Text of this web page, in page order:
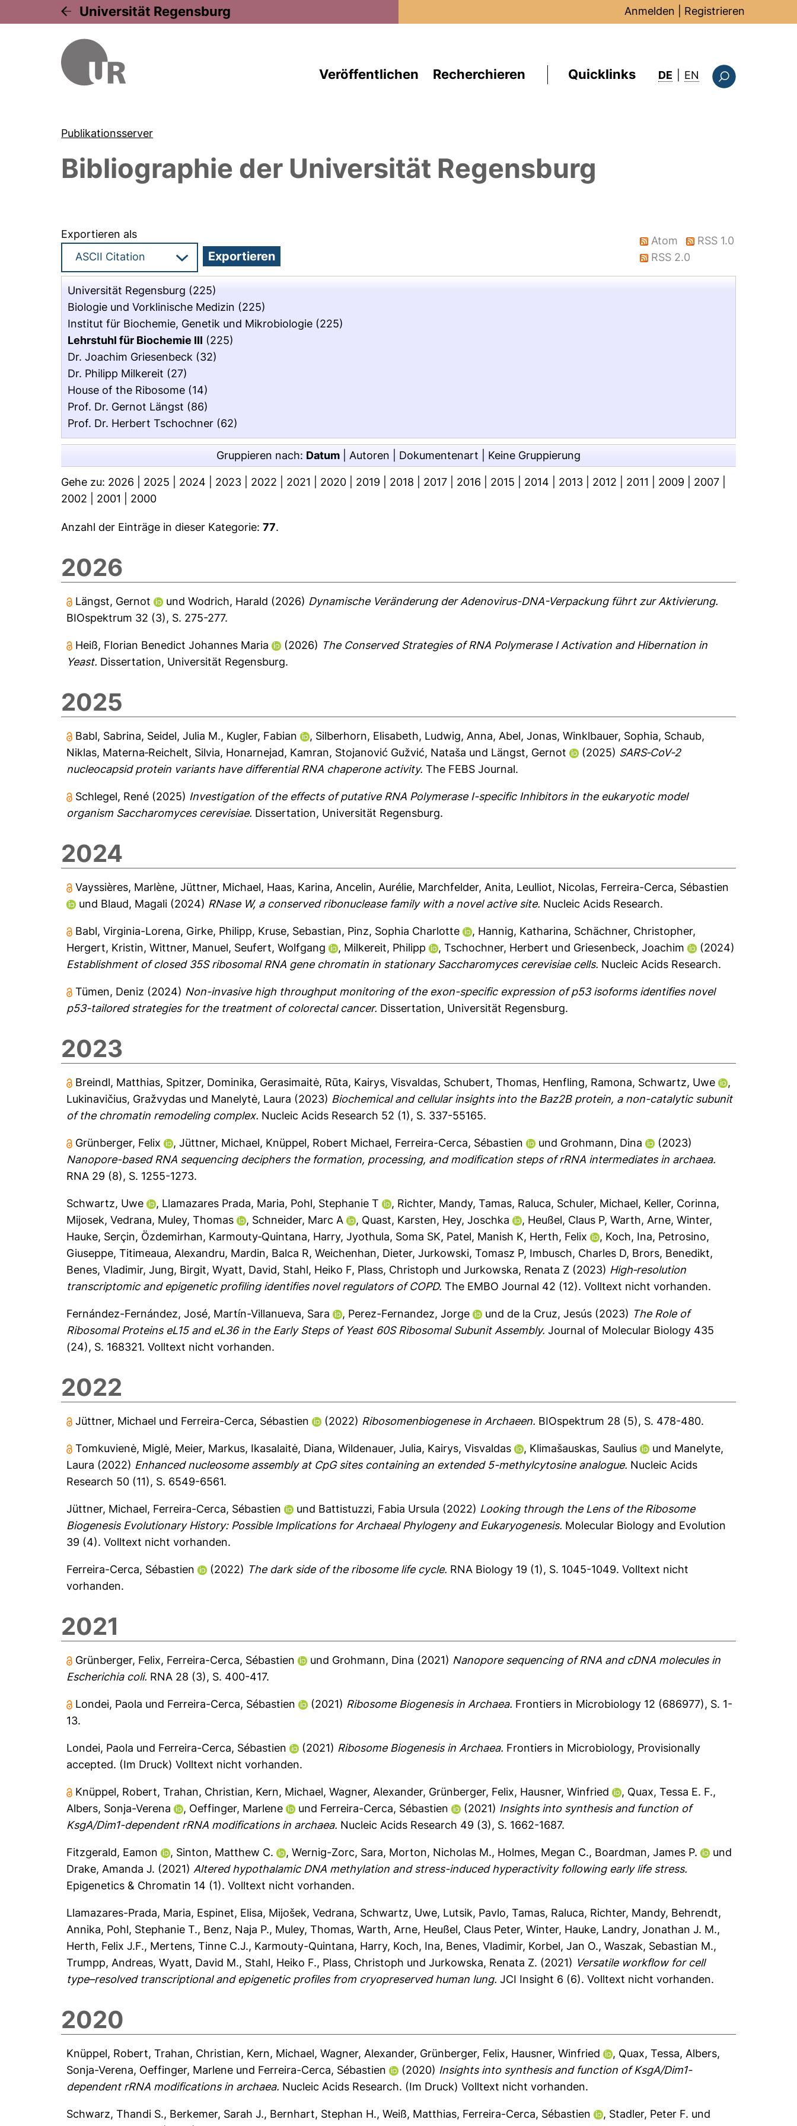
Universität Regensburg Anmelden Registrieren
Veröffentlichen Recherchieren Quicklinks DE EN : this page in
Publikationsserver
Bibliographie der Universität Regensburg
Exportieren als
Atom
RSS 1.0
RSS 2.0
Universität Regensburg (225)
Biologie und Vorklinische Medizin (225)
Institut für Biochemie, Genetik und Mikrobiologie (225)
Lehrstuhl für Biochemie III (225)
Dr. Joachim Griesenbeck (32)
Dr. Philipp Milkereit (27)
House of the Ribosome (14)
Prof. Dr. Gernot Längst (86)
Prof. Dr. Herbert Tschochner (62)
Gruppieren nach: Datum Autoren Dokumentenart Keine Gruppierung
Gehe zu: 2026 2025 2024 2023 2022 2021 2020 2019 2018 2017 2016 2015 2014 2013 2012 2011 2009 2007
2002
2001 2000
Anzahl der Einträge in dieser Kategorie:77.
2026
Längst, Gernot undWodrich, Harald (2026) Dynamische Veränderung der Adenovirus-DNA-Verpackung führt zur Aktivierung.
BIOspektrum 32 (3), S. 275-277.
Heiß, Florian Benedict Johannes Maria (2026) The Conserved Strategies of RNA Polymerase I Activation and Hibernation in
Yeast. Dissertation, Universität Regensburg.
2025
Babl, Sabrina, Seidel, Julia M., Kugler, Fabian , Silberhorn, Elisabeth, Ludwig, Anna, Abel, Jonas,Winklbauer, Sophia, Schaub,
Niklas, Materna‐Reichelt, Silvia, Honarnejad, Kamran, Stojanović Gužvić, Nataša und Längst, Gernot (2025) SARS‐CoV‐2
nucleocapsid protein variants have differential RNA chaperone activity. The FEBS Journal.
Schlegel, René (2025) Investigation of the effects of putative RNA Polymerase I-specific Inhibitors in the eukaryotic model
organism Saccharomyces cerevisiae. Dissertation, Universität Regensburg.
2024
Vayssières, Marlène,Jüttner, Michael, Haas, Karina, Ancelin, Aurélie, Marchfelder, Anita, Leulliot, Nicolas, Ferreira-Cerca, Sébastien
und Blaud, Magali (2024) RNase W, a conserved ribonuclease family with a novel active site. Nucleic Acids Research.
Babl, Virginia-Lorena, Girke, Philipp, Kruse, Sebastian, Pinz, Sophia Charlotte , Hannig, Katharina, Schächner, Christopher,
Hergert, Kristin,Wittner, Manuel, Seufert, Wolfgang , Milkereit, Philipp ,Tschochner, Herbert und Griesenbeck, Joachim
(2024)
Establishment of closed 35S ribosomal RNA gene chromatin in stationary Saccharomyces cerevisiae cells. Nucleic Acids Research.
Tümen, Deniz (2024) Non-invasive high throughput monitoring of the exon-specific expression of p53 isoforms identifies novel
p53-tailored strategies for the treatment of colorectal cancer. Dissertation, Universität Regensburg.
2023
Breindl, Matthias, Spitzer, Dominika, Gerasimaitė, Rūta, Kairys, Visvaldas, Schubert, Thomas, Henfling, Ramona, Schwartz, Uwe
,
Lukinavičius, Gražvydas und Manelytė, Laura (2023) Biochemical and cellular insights into the Baz2B protein, a non-catalytic subunit
of the chromatin remodeling complex. Nucleic Acids Research 52 (1), S. 337-55165.
Grünberger, Felix ,Jüttner, Michael, Knüppel, Robert Michael, Ferreira-Cerca, Sébastien und Grohmann, Dina
(2023)
Nanopore-based RNA sequencing deciphers the formation, processing, and modification steps of rRNA intermediates in archaea.
RNA 29 (8), S. 1255-1273.
Schwartz, Uwe , Llamazares Prada, Maria, Pohl, Stephanie T , Richter, Mandy,Tamas, Raluca, Schuler, Michael, Keller, Corinna,
Mijosek, Vedrana, Muley, Thomas , Schneider, Marc A , Quast, Karsten, Hey, Joschka , Heußel, Claus P,Warth, Arne,Winter,
Hauke, Serçin, Özdemirhan, Karmouty‐Quintana, Harry,Jyothula, Soma SK, Patel, Manish K, Herth, Felix , Koch, Ina, Petrosino,
Giuseppe,Titimeaua, Alexandru, Mardin, Balca R,Weichenhan, Dieter,Jurkowski, Tomasz P, Imbusch, Charles D, Brors, Benedikt,
Benes, Vladimir,Jung, Birgit,Wyatt, David, Stahl, Heiko F, Plass, Christoph undJurkowska, Renata Z (2023) High‐resolution
transcriptomic and epigenetic profiling identifies novel regulators of COPD. The EMBO Journal 42 (12).Volltext nicht vorhanden.
Fernández-Fernández, José, Martín-Villanueva, Sara , Perez-Fernandez, Jorge und de la Cruz, Jesús (2023) The Role of
Ribosomal Proteins eL15 and eL36 in the Early Steps of Yeast 60S Ribosomal Subunit Assembly. Journal of Molecular Biology 435
(24), S. 168321.Volltext nicht vorhanden.
2022
Jüttner, Michael und Ferreira-Cerca, Sébastien (2022) Ribosomenbiogenese in Archaeen. BIOspektrum 28 (5), S. 478-480.
Tomkuvienė, Miglė, Meier, Markus, Ikasalaitė, Diana,Wildenauer, Julia, Kairys, Visvaldas , Klimašauskas, Saulius und Manelyte,
Laura (2022) Enhanced nucleosome assembly at CpG sites containing an extended 5-methylcytosine analogue. Nucleic Acids
Research 50 (11), S. 6549-6561.
Jüttner, Michael, Ferreira-Cerca, Sébastien und Battistuzzi, Fabia Ursula (2022) Looking through the Lens of the Ribosome
Biogenesis Evolutionary History: Possible Implications for Archaeal Phylogeny and Eukaryogenesis. Molecular Biology and Evolution
39 (4).Volltext nicht vorhanden.
Ferreira-Cerca, Sébastien (2022) The dark side of the ribosome life cycle. RNA Biology 19 (1), S. 1045-1049.Volltext nicht
vorhanden.
2021
Grünberger, Felix, Ferreira-Cerca, Sébastien und Grohmann, Dina (2021) Nanopore sequencing of RNA and cDNA molecules in
Escherichia coli. RNA 28 (3), S. 400-417.
Londei, Paola und Ferreira-Cerca, Sébastien (2021) Ribosome Biogenesis in Archaea. Frontiers in Microbiology 12 (686977), S. 1-
13.
Londei, Paola und Ferreira-Cerca, Sébastien (2021) Ribosome Biogenesis in Archaea. Frontiers in Microbiology, Provisionally
accepted. (Im Druck) Volltext nicht vorhanden.
Knüppel, Robert,Trahan, Christian, Kern, Michael,Wagner, Alexander, Grünberger, Felix, Hausner, Winfried , Quax, Tessa E. F.,
Albers, Sonja-Verena
, Oeffinger, Marlene und Ferreira-Cerca, Sébastien (2021) Insights into synthesis and function of
KsgA/Dim1-dependent rRNA modifications in archaea. Nucleic Acids Research 49 (3), S. 1662-1687.
Fitzgerald, Eamon , Sinton, Matthew C. ,Wernig-Zorc, Sara, Morton, Nicholas M., Holmes, Megan C., Boardman, James P.
und
Drake, Amanda J. (2021) Altered hypothalamic DNA methylation and stress-induced hyperactivity following early life stress.
Epigenetics & Chromatin 14 (1).Volltext nicht vorhanden.
Llamazares-Prada, Maria, Espinet, Elisa, Mijošek, Vedrana, Schwartz, Uwe, Lutsik, Pavlo,Tamas, Raluca, Richter, Mandy, Behrendt,
Annika, Pohl, Stephanie T., Benz, Naja P., Muley, Thomas,Warth, Arne, Heußel, Claus Peter,Winter, Hauke, Landry, Jonathan J. M.,
Herth, Felix J.F., Mertens, Tinne C.J., Karmouty-Quintana, Harry, Koch, Ina, Benes, Vladimir, Korbel, Jan O.,Waszak, Sebastian M.,
Trumpp, Andreas,Wyatt, David M., Stahl, Heiko F., Plass, Christoph undJurkowska, Renata Z. (2021) Versatile workflow for cell
type–resolved transcriptional and epigenetic profiles from cryopreserved human lung. JCI Insight 6 (6).Volltext nicht vorhanden.
2020
Knüppel, Robert,Trahan, Christian, Kern, Michael,Wagner, Alexander, Grünberger, Felix, Hausner, Winfried , Quax, Tessa, Albers,
Sonja-Verena, Oeffinger, Marlene und Ferreira-Cerca, Sébastien (2020) Insights into synthesis and function of KsgA/Dim1-
dependent rRNA modifications in archaea. Nucleic Acids Research. (Im Druck) Volltext nicht vorhanden.
Schwarz, Thandi S., Berkemer, Sarah J., Bernhart, Stephan H.,Weiß, Matthias, Ferreira-Cerca, Sébastien , Stadler, Peter F. und